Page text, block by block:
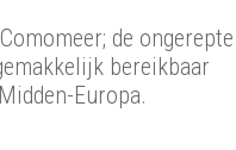
de ongerepte
bereikbaar
Europa.